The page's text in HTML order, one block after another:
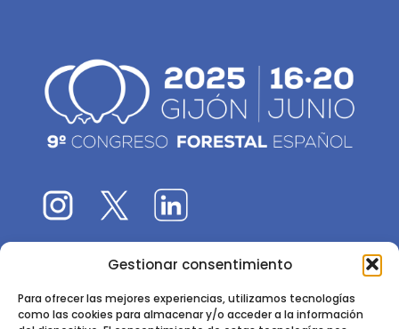
Gestionar consentimiento
Para ofrecer las mejores experiencias, utilizamos tecnologías
como las cookies para almacenar y/o acceder a la información
El 9CFE es una actividad promovida por laSociedad
Instituto de Ciencias Forestales, INIA-CSIC